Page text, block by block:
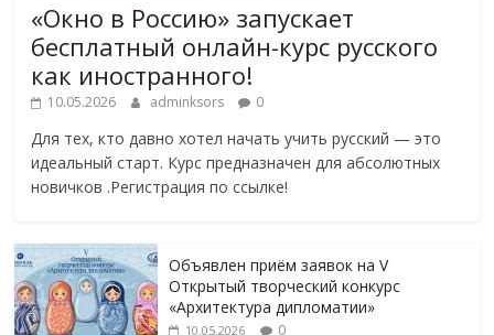
«Окно в Россию» запускает
бесплатный онлайн-курс русского
как иностранного!
10.05.2026 adminksors 0
Для тех, кто давно хотел начать учить русский — это
идеальный старт. Курс предназначен для абсолютных
новичков .Регистрация по ссылке!
Объявлен приём заявок на V
Открытый творческий конкурс
«Архитектура дипломатии»
10.05.2026 0